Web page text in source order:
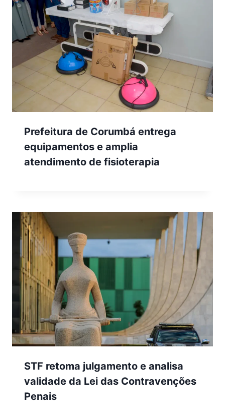
Prefeitura de Corumbá entrega
equipamentos e amplia
atendimento de fisioterapia
STF retoma julgamento e analisa
validade da Lei das Contravenções
Penais